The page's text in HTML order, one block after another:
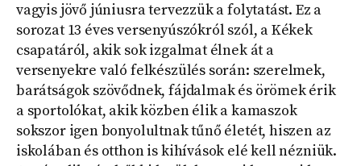
vagyis jövő júniusra tervezzük a folytatást. Ez a
sorozat 13 éves versenyúszókról szól, a Kékek
csapatáról, akik sok izgalmat élnek át a
versenyekre való felkészülés során: szerelmek,
barátságok szövődnek, fájdalmak és örömek érik
a sportolókat, akik közben élik a kamaszok
sokszor igen bonyolultnak tűnő életét, hiszen az
iskolában és otthon is kihívások elé kell nézniük.